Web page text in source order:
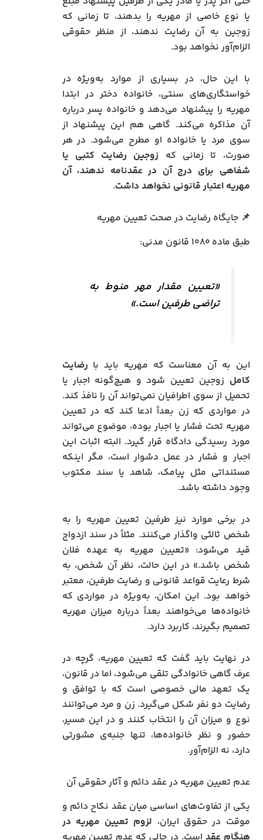
یا نوع خاصی از مهریه را بدهند، تا زمانی که
زوجین به آن رضایت ندهند، از منظر حقوقی
الزام‌آور نخواهد بود.
با این حال، در بسیاری از موارد به‌ویژه در
خواستگاری‌های سنتی، خانواده دختر در ابتدا
مهریه را پیشنهاد می‌دهد و خانواده پسر درباره
آن مذاکره می‌کند. گاهی هم این پیشنهاد از
سوی مرد یا خانواده او مطرح می‌شود. در هر
صورت، تا زمانی که زوجین رضایت کتبی یا
شفاهی برای درج آن در عقدنامه ندهند، آن
مهریه اعتبار قانونی نخواهد داشت.
📌 جایگاه رضایت در صحت تعیین مهریه
طبق ماده ۱۰۸۰ قانون مدنی:
«تعیین مقدار مهر منوط به
تراضی طرفین است.»
این به آن معناست که مهریه باید با رضایت
کامل زوجین تعیین شود و هیچ‌گونه اجبار یا
تحمیل از سوی اطرافیان نمی‌تواند آن را نافذ کند.
در مواردی که زن بعداً ادعا کند که در تعیین
مهریه تحت فشار یا اجبار بوده، موضوع می‌تواند
مورد رسیدگی دادگاه قرار گیرد. البته اثبات این
اجبار و فشار در عمل دشوار است، مگر اینکه
مستنداتی مثل پیامک، شاهد یا سند مکتوب
وجود داشته باشد.
در برخی موارد نیز طرفین تعیین مهریه را به
شخص ثالثی واگذار می‌کنند. مثلاً در سند ازدواج
قید می‌شود: «تعیین مهریه به عهده فلان
شخص باشد.» در این حالت، نظر آن شخص، به
شرط رعایت قواعد قانونی و رضایت طرفین، معتبر
خواهد بود. این امکان، به‌ویژه در مواردی که
خانواده‌ها می‌خواهند بعداً درباره میزان مهریه
تصمیم بگیرند، کاربرد دارد.
در نهایت باید گفت که تعیین مهریه، گرچه در
عرف گاهی خانوادگی تلقی می‌شود، اما در قانون،
یک تعهد مالی خصوصی است که با توافق و
رضایت دو نفر شکل می‌گیرد. زن و مرد می‌توانند
نوع و میزان آن را انتخاب کنند و در این مسیر،
حضور و نظر خانواده‌ها، تنها جنبه‌ی مشورتی
دارد، نه الزام‌آور.
عدم تعیین مهریه در عقد دائم و آثار حقوقی آن
یکی از تفاوت‌های اساسی میان عقد نکاح دائم و
موقت در حقوق ایران، لزوم تعیین مهریه در